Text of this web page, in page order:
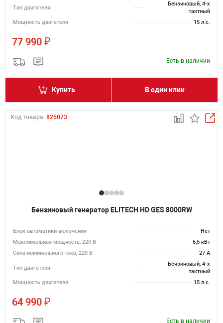
Тип двигателя
Бензиновый, 4-х
тактный
Мощность двигателя
15 л.с.
77 990 ₽
Есть в наличии
Купить В один клик
Код товара: 825073
Бензиновый генератор ELITECH HD GES 8000RW
Блок автоматики включения
Нет
Максимальная мощность, 220 В
6,5 кВт
Сила номинального тока, 220 В
27 А
Тип двигателя
Бензиновый, 4-х
тактный
Мощность двигателя
15 л.с.
64 990 ₽
Есть в наличии